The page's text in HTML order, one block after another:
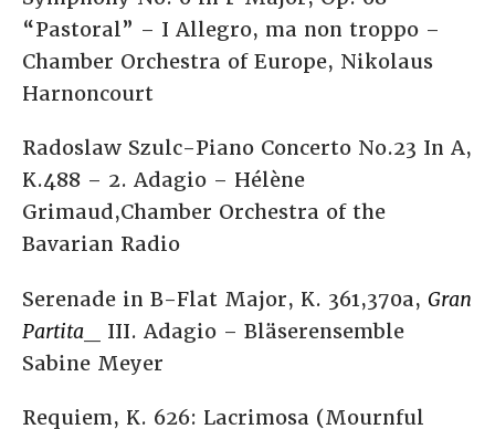
“Pastoral” – I Allegro, ma non troppo –
Chamber Orchestra of Europe, Nikolaus
Harnoncourt
Radoslaw Szulc-Piano Concerto No.23 In A,
K.488 – 2. Adagio – Hélène
Grimaud,Chamber Orchestra of the
Bavarian Radio
Serenade in B-Flat Major, K. 361,370a, Gran
Partita _ III. Adagio – Bläserensemble
Sabine Meyer
Requiem, K. 626: Lacrimosa (Mournful